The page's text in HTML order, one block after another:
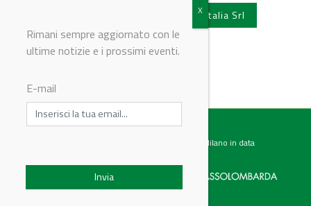
Vedi tutti gli articoli di BWT Italia Srl
Testata giornalistica registrata presso il Tribunale di Milano in data
Rimani sempre aggiornato con le
ultime notizie e i prossimi eventi.
E-mail